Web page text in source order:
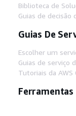
Biblioteca de
Guias de decisão
Guias De
Escolher um
Guias de serviço
Tutoriais da AWS
Ferramentas